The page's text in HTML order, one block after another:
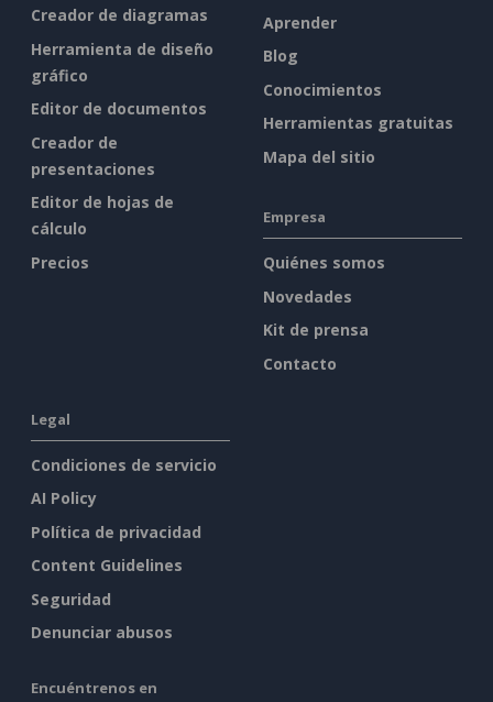
Creador de diagramas
Herramienta de diseño
gráfico
Editor de documentos
Creador de
presentaciones
Editor de hojas de
cálculo
Precios
Aprender
Blog
Conocimientos
Herramientas gratuitas
Mapa del sitio
Empresa
Quiénes somos
Novedades
Kit de prensa
Contacto
Legal
Condiciones de servicio
AI Policy
Política de privacidad
Content Guidelines
Seguridad
Denunciar abusos
Encuéntrenos en